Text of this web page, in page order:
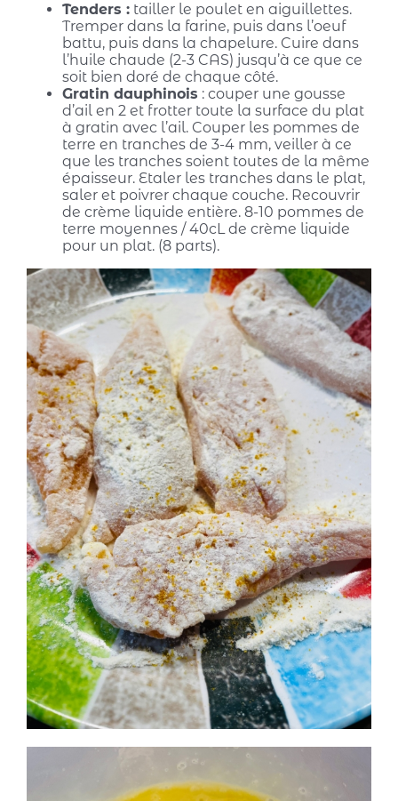
Tenders :tailler le poulet en aiguillettes.
Tremper dans la farine, puis dans l’oeuf
battu, puis dans la chapelure. Cuire dans
l’huile chaude (2-3 CAS) jusqu’à ce que ce
soit bien doré de chaque côté.
Gratin dauphinois : couper une gousse
d’ail en 2 et frotter toute la surface du plat
à gratin avec l’ail. Couper les pommes de
terre en tranches de 3-4 mm, veiller à ce
que les tranches soient toutes de la même
épaisseur. Etaler les tranches dans le plat,
saler et poivrer chaque couche. Recouvrir
de crème liquide entière. 8-10 pommes de
terre moyennes / 40cL de crème liquide
pour un plat. (8 parts).